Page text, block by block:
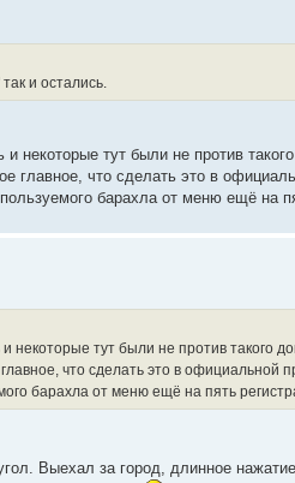
и остались.
тут были не против
главное, что сделать это в
барахла от меню ещё на
тут были не против такого
что сделать это в официальной
барахла от меню ещё на пять
Выехал за город, длинное нажатие